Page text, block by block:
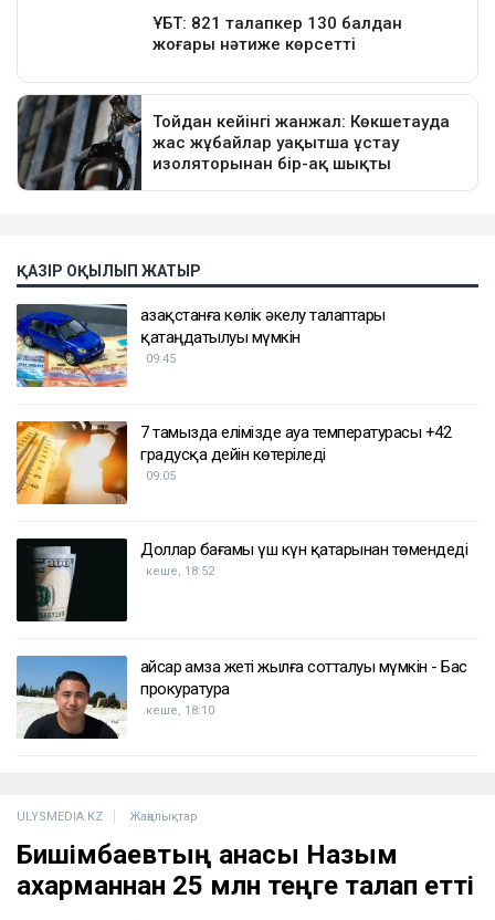
ҚАЗІР ОҚЫЛЫП ЖАТЫР
Қазақстанға көлік әкелу талаптары
қатаңдатылуы мүмкін
09:45
7 тамызда елімізде ауа температурасы +42
градусқа дейін көтеріледі
09:05
Доллар бағамы үш күн қатарынан төмендеді
кеше, 18:52
Қайсар Қамза жеті жылға сотталуы мүмкін - Бас
прокуратура
кеше, 18:10
ULYSMEDIA.KZ Жаңалықтар
Бишімбаевтың анасы Назым
Қахарманнан 25 млн теңге талап етті